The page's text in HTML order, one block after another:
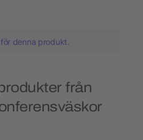
denna produkt.
från